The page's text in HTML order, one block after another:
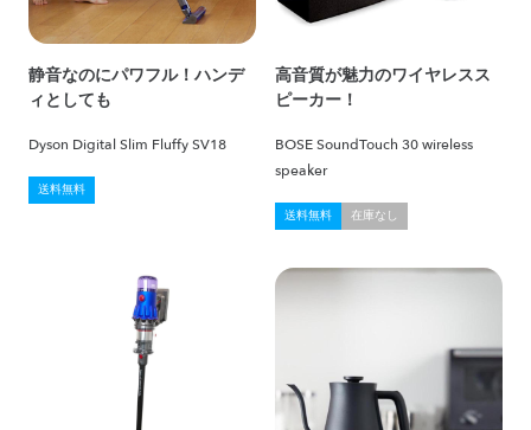
静音なのにパワフル！ハンデ
ィとしても
Dyson Digital Slim Fluffy SV18
送料無料
高音質が魅力のワイヤレスス
ピーカー！
BOSE SoundTouch 30 wireless
speaker
送料無料 在庫なし